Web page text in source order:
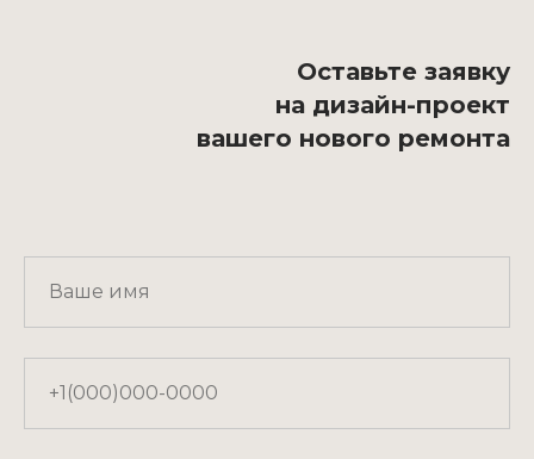
Оставьте заявку
на дизайн-проект
вашего нового ремонта